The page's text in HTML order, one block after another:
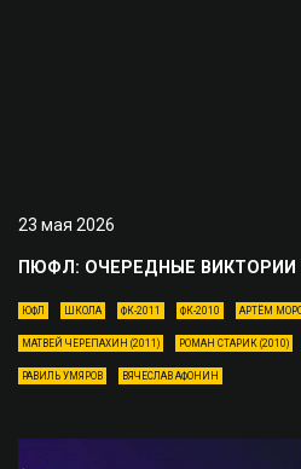
23 мая 2026
ПЮФЛ: ОЧЕРЕДНЫЕ ВИКТОРИИ
ЮФЛ ШКОЛА ФК-2011 ФК-2010 АРТЁМ
МАТВЕЙ ЧЕРЕПАХИН (2011) РОМАН СТАРИК (2010)
РАВИЛЬ УМЯРОВ ВЯЧЕСЛАВ АФОНИН